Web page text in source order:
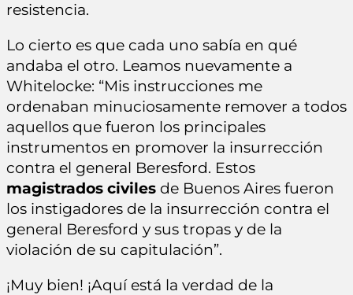
resistencia.
Lo cierto es que cada uno sabía en qué
andaba el otro. Leamos nuevamente a
Whitelocke: “Mis instrucciones me
ordenaban minuciosamente remover a todos
aquellos que fueron los principales
instrumentos en promover la insurrección
contra el general Beresford. Estos
magistrados civiles de Buenos Aires fueron
los instigadores de la insurrección contra el
general Beresford y sus tropas y de la
violación de su capitulación”.
¡Muy bien! ¡Aquí está la verdad de la